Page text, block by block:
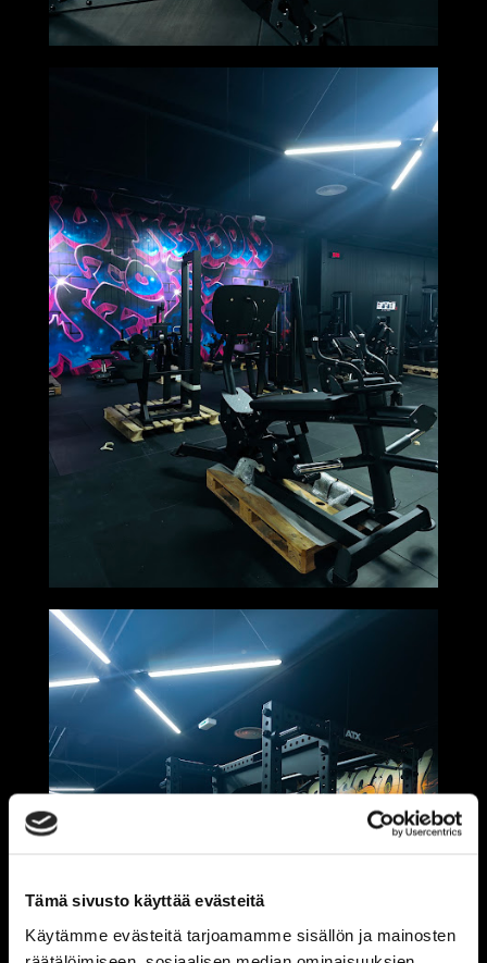
Tämä sivusto käyttää evästeitä
Käytämme evästeitä tarjoamamme sisällön ja mainosten